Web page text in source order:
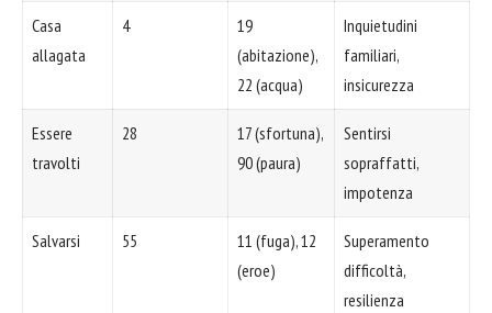
Casa
allagata
4
19
(abitazione),
22 (acqua)
Inquietudini
familiari,
insicurezza
Essere
travolti
28
17 (sfortuna),
90 (paura)
Sentirsi
sopraffatti,
impotenza
Salvarsi 55
11 (fuga), 12
(eroe)
Superamento
difficoltà,
resilienza